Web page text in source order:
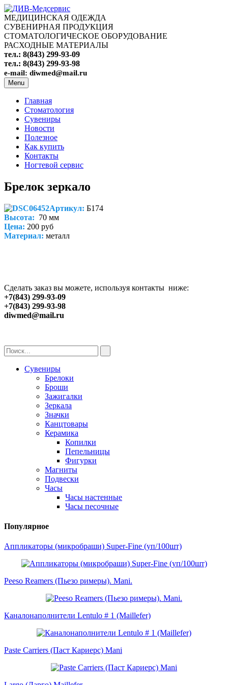
МЕДИЦИНСКАЯ ОДЕЖДА
СУВЕНИРНАЯ ПРОДУКЦИЯ
СТОМАТОЛОГИЧЕСКОЕ ОБОРУДОВАНИЕ
РАСХОДНЫЕ МАТЕРИАЛЫ
тел.: 8(843) 299-93-09
тел.: 8(843) 299-93-98
e-mail: diwmed@mail.ru
Menu
Главная
Стоматология
Сувениры
Новости
Полезное
Как купить
Контакты
Ногтевой сервис
Брелок зеркало
Артикул: Б174
Высота: 70 мм
Цена: 200 руб
Материал: металл
Сделать заказ вы можете, используя контакты ниже:
+7(843) 299-93-09
+7(843) 299-93-98
diwmed@mail.ru
Сувениры
Брелоки
Броши
Зажигалки
Зеркала
Значки
Канцтовары
Керамика
Копилки
Пепельницы
Фигурки
Магниты
Подвески
Часы
Часы настенные
Часы песочные
Популярное
Аппликаторы (микробраши) Super-Fine (уп/100шт)
Peeso Reamers (Пьезо римеры). Mani.
Каналонаполнители Lentulo # 1 (Maillefer)
Paste Carriers (Паст Кариерс) Mani